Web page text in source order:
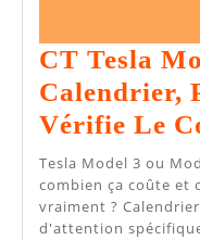
CT Tesla
Calendrier,
Vérifie Le
Tesla Model 3 ou Model Y : quand passer le CT,
combien ça coûte et
vraiment ?
d'attention